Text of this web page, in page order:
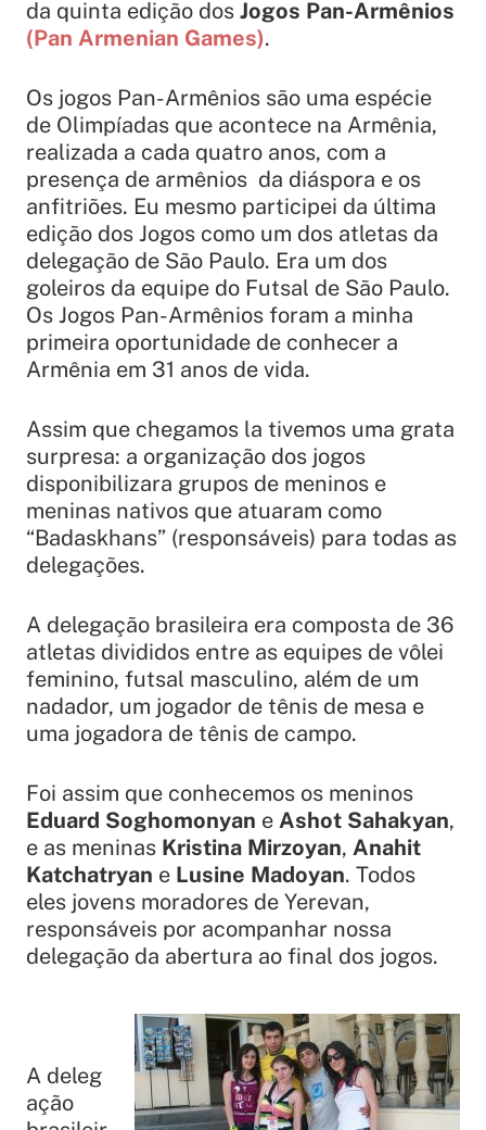
da quinta edição dos Jogos Pan-Armênios
(Pan Armenian Games).
Os jogos Pan-Armênios são uma espécie
de Olimpíadas que acontece na Armênia,
realizada a cada quatro anos, com a
presença de armênios da diáspora e os
anfitriões. Eu mesmo participei da última
edição dos Jogos como um dos atletas da
delegação de São Paulo. Era um dos
goleiros da equipe do Futsal de São Paulo.
Os Jogos Pan-Armênios foram a minha
primeira oportunidade de conhecer a
Armênia em 31 anos de vida.
Assim que chegamos la tivemos uma grata
surpresa: a organização dos jogos
disponibilizara grupos de meninos e
meninas nativos que atuaram como
“Badaskhans” (responsáveis) para todas as
delegações.
A delegação brasileira era composta de 36
atletas divididos entre as equipes de vôlei
feminino, futsal masculino, além de um
nadador, um jogador de tênis de mesa e
uma jogadora de tênis de campo.
Foi assim que conhecemos os meninos
Eduard Soghomonyan e Ashot Sahakyan,
e as meninas Kristina Mirzoyan, Anahit
Katchatryan e Lusine Madoyan. Todos
eles jovens moradores de Yerevan,
responsáveis por acompanhar nossa
delegação da abertura ao final dos jogos.
A deleg
ação